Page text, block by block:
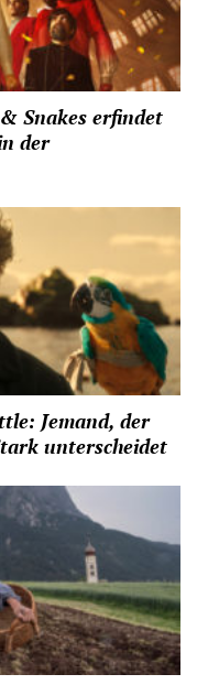
Snakes erfindet
der
Jemand, der
unterscheidet